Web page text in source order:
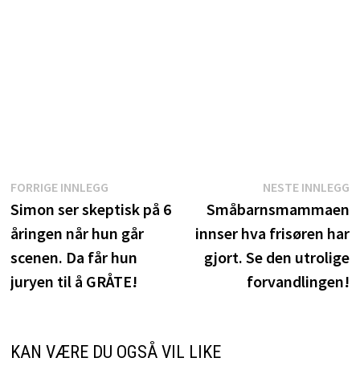
Innleggsnavigasjon
FORRIGE INNLEGGForrige
innlegg:
Simon ser skeptisk på 6
åringen når hun går
scenen. Da får hun
juryen til å GRÅTE!
NESTE INNLEGG
Småbarnsmammaen
innser hva frisøren har
gjort. Se den utrolige
forvandlingen!
KAN VÆRE DU OGSÅ VIL LIKE